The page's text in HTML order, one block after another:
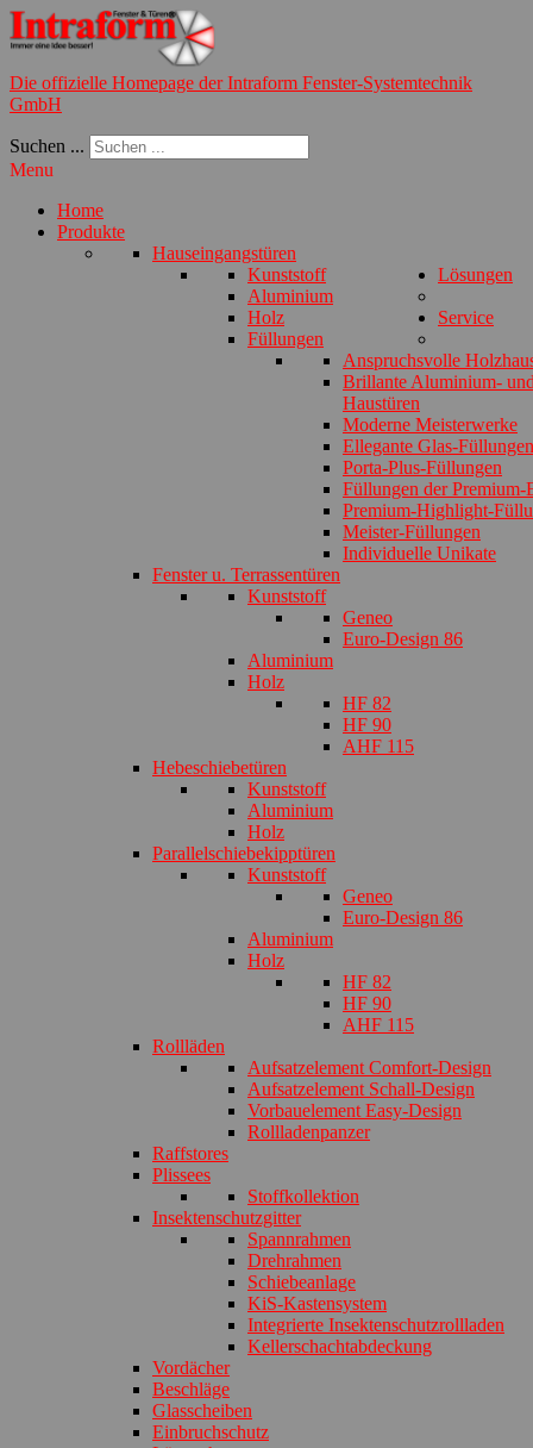
Die offizielle Homepage der Intraform Fenster-Systemtechnik
GmbH
Suchen ...
Menu
Home
Produkte
Hauseingangstüren
Kunststoff
Aluminium
Holz
Füllungen
Anspruchsvolle
Brillante Aluminium-
Haustüren
Moderne Meisterwerke
Ellegante Glas-Füllungen
Porta-Plus-Füllungen
Füllungen der Premium-
Premium-Highlight-
Meister-Füllungen
Individuelle Unikate
Fenster u. Terrassentüren
Kunststoff
Geneo
Euro-Design 86
Aluminium
Holz
HF 82
HF 90
AHF 115
Hebeschiebetüren
Kunststoff
Aluminium
Holz
Parallelschiebekipptüren
Kunststoff
Geneo
Euro-Design 86
Aluminium
Holz
HF 82
HF 90
AHF 115
Rollläden
Aufsatzelement Comfort-Design
Aufsatzelement Schall-Design
Vorbauelement Easy-Design
Rollladenpanzer
Raffstores
Plissees
Stoffkollektion
Insektenschutzgitter
Spannrahmen
Drehrahmen
Schiebeanlage
KiS-Kastensystem
Integrierte Insektenschutzrollladen
Kellerschachtabdeckung
Vordächer
Beschläge
Glasscheiben
Lösungen
Einbruchschutz
Service